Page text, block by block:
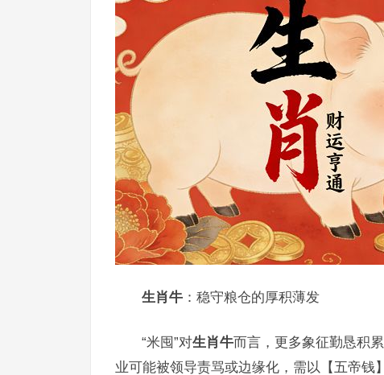
生肖牛 ：稳守粮仓的厚积薄发
“米囤”对生肖牛而言，更多象征勤恳积
业可能被领导责骂或边缘化，需以【五帝钱